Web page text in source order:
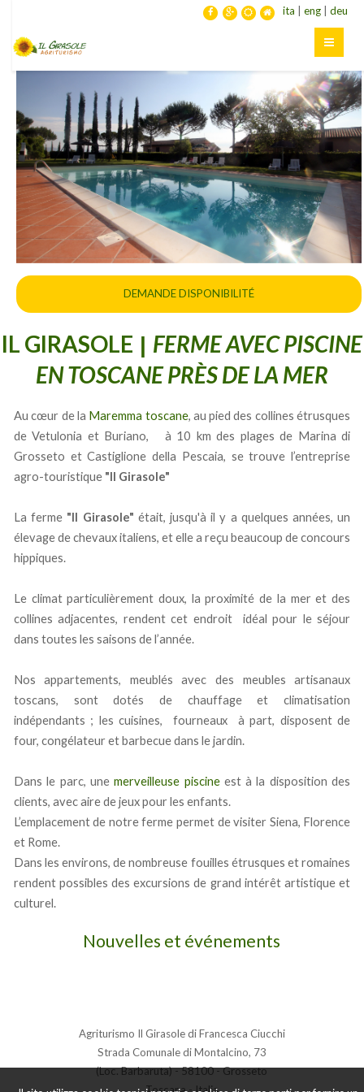
DEMANDE DISPONIBILITÉ
ita eng deu
IL GIRASOLE | FERME AVEC PISCINE
EN TOSCANE PRÈS DE LA MER
Au cœur de la Maremma toscane, au pied des collines étrusques
de Vetulonia et Buriano, à 10 km des plages de Marina di
Grosseto et Castiglione della Pescaia, se trouve l’entreprise
agro-touristique"Il Girasole"
La ferme "Il Girasole" était, jusqu'à il y a quelques années, un
élevage de chevaux italiens, et elle a reçu beaucoup de concours
hippiques.
Le climat particulièrement doux, la proximité de la mer et des
collines adjacentes, rendent cet endroit idéal pour le séjour
dans toutes les saisons de l’année.
Nos appartements, meublés avec des meubles artisanaux
toscans, sont dotés de chauffage et climatisation
indépendants ; les cuisines, fourneaux à part, disposent de
four, congélateur et barbecue dans le jardin.
Dans le parc, unemerveilleuse piscineest à la disposition des
clients, avec aire de jeux pour les enfants.
L’emplacement de notre ferme permet de visiter Siena, Florence
et Rome.
Dans les environs, de nombreuse fouilles étrusques et romaines
rendent possibles des excursions de grand intérêt artistique et
culturel.
Nouvelles et événements
Agriturismo Il Girasole di Francesca Ciucchi
Strada Comunale di Montalcino, 73
(Loc. Barbaruta) - 58100 - Grosseto